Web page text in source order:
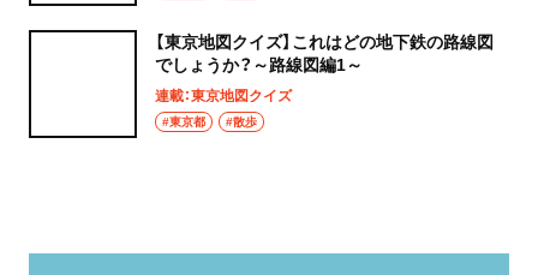
【東京地図クイズ】これはどの地下鉄の路線図
でしょうか？～路線図編1～
連載：東京地図クイズ
#東京都 #散歩